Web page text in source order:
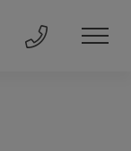
Direkt